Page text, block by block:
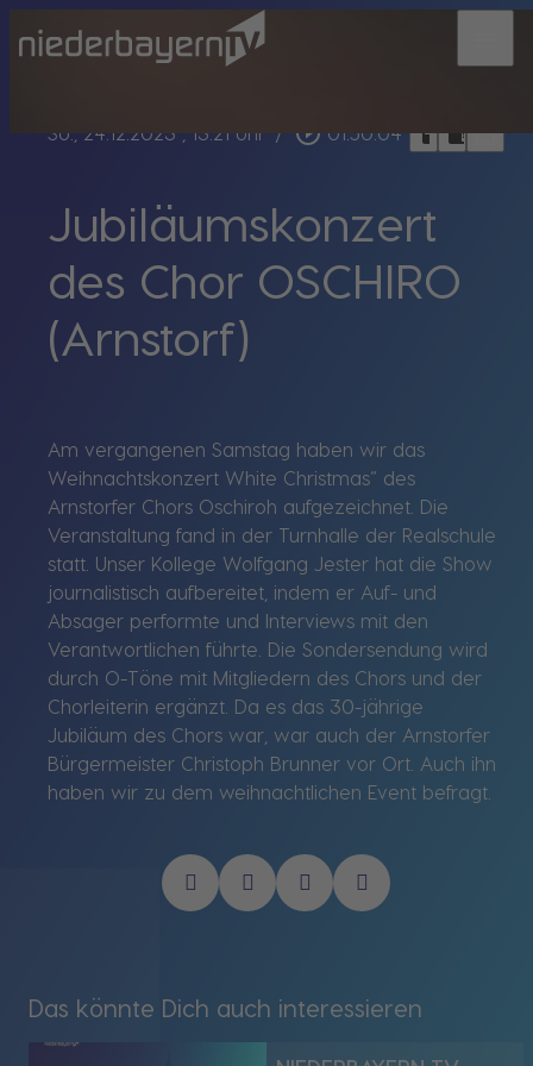
So., 24.12.2023, 13:21 Uhr / play_circle_outline 01:50:04 headphoneschrome_reader_modebookmark_border
Jubiläumskonzert
des Chor OSCHIRO
(Arnstorf)
Am vergangenen Samstag haben wir das
Weihnachtskonzert White Christmas“ des
Arnstorfer Chors Oschiroh aufgezeichnet. Die
Veranstaltung fand in der Turnhalle der Realschule
statt. Unser Kollege Wolfgang Jester hat die Show
journalistisch aufbereitet, indem er Auf- und
Absager performte und Interviews mit den
Verantwortlichen führte. Die Sondersendung wird
durch O-Töne mit Mitgliedern des Chors und der
Chorleiterin ergänzt. Da es das 30-jährige
Jubiläum des Chors war, war auch der Arnstorfer
Bürgermeister Christoph Brunner vor Ort. Auch ihn
haben wir zu dem weihnachtlichen Event befragt.
Das könnte Dich auch interessieren